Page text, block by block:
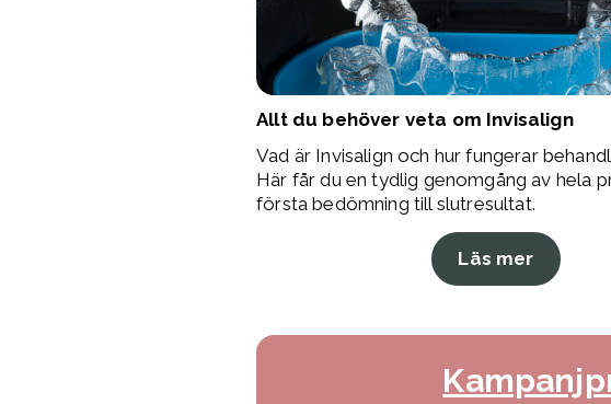
Allt du behöver veta om Invisalign
Vad är Invisalign och hur fungerar
Här får du en tydlig genomgång av hela
första bedömning till slutresultat.
Läs mer